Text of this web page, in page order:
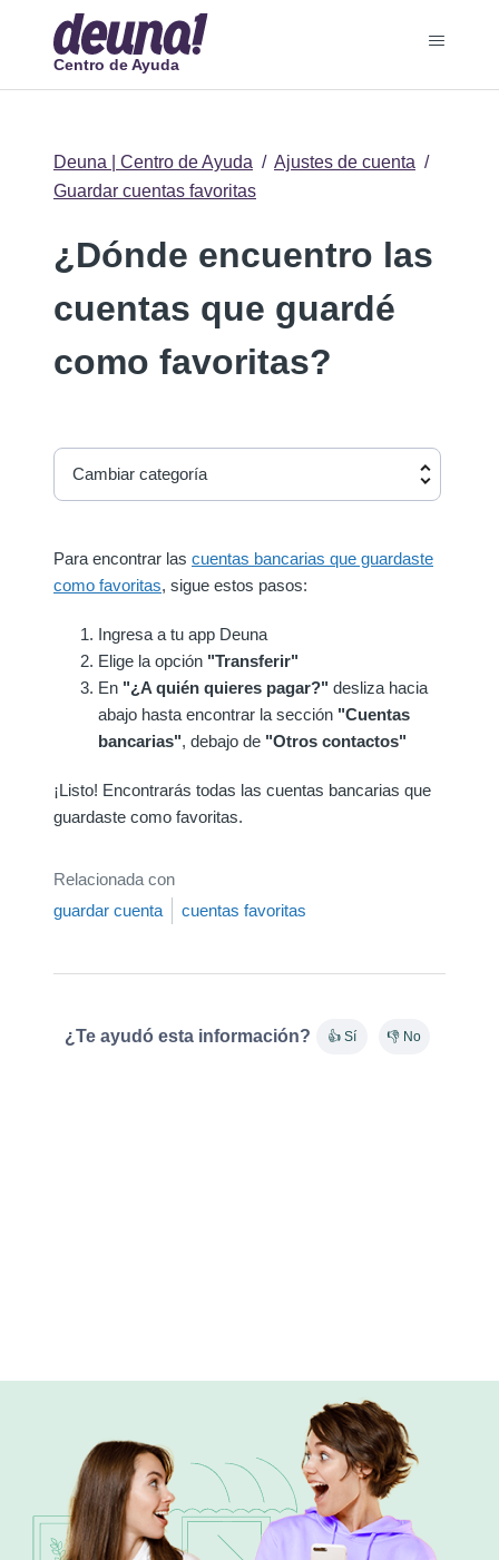
Centro de Ayuda
Deuna | Centro de Ayuda
Ajustes de cuenta
Guardar cuentas favoritas
¿Dónde encuentro las
cuentas que guardé
como favoritas?
Cambiar categoría
Para encontrar las cuentas bancarias que guardaste
como favoritas, sigue estos pasos:
Ingresa a tu app Deuna
Elige la opción "Transferir"
En "¿A quién quieres pagar?" desliza hacia
abajo hasta encontrar la sección "Cuentas
bancarias", debajo de "Otros contactos"
¡Listo! Encontrarás todas las cuentas bancarias que
guardaste como favoritas.
Relacionada con
guardar cuenta
cuentas favoritas
¿Te ayudó esta información? 👍 Sí 👎 No